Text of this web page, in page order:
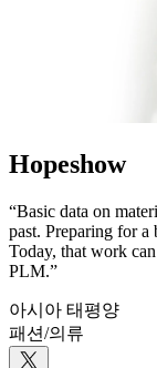
Hopeshow
“Basic data on
past. Preparing for a
Today, that work
PLM.”
아시아 태평양
패션/의류